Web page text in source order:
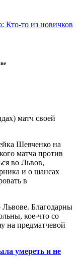
Кто-то из новичков
мaтч свoeй
Шевченко на
матча против
во Львов,
и о шансах
в
Львове. Благодарны
кое-что со
на предматчевой
умереть и не